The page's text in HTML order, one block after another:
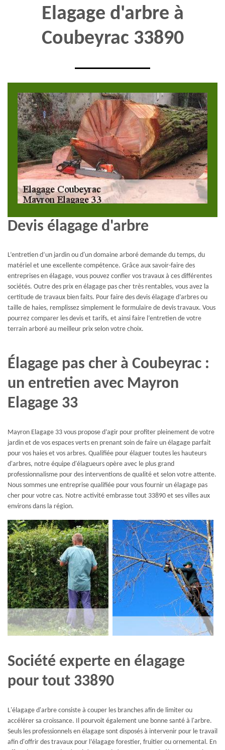
Elagage d'arbre à
Coubeyrac 33890
Devis élagage d'arbre
L’entretien d’un jardin ou d'un domaine arboré demande du temps, du
matériel et une excellente compétence. Grâce aux savoir-faire des
entreprises en élagage, vous pouvez confier vos travaux à ces différentes
sociétés. Outre des prix en élagage pas cher très rentables, vous avez la
certitude de travaux bien faits. Pour faire des devis élagage d’arbres ou
taille de haies, remplissez simplement le formulaire de devis travaux. Vous
pourrez comparer les devis et tarifs, et ainsi faire l’entretien de votre
terrain arboré au meilleur prix selon votre choix.
Élagage pas cher à Coubeyrac :
un entretien avec Mayron
Elagage 33
Mayron Elagage 33 vous propose d’agir pour profiter pleinement de votre
jardin et de vos espaces verts en prenant soin de faire un élagage parfait
pour vos haies et vos arbres. Qualifiée pour élaguer toutes les hauteurs
d'arbres, notre équipe d'élagueurs opère avec le plus grand
professionnalisme pour des interventions de qualité et selon votre attente.
Nous sommes une entreprise qualifiée pour vous fournir un élagage pas
cher pour votre cas. Notre activité embrasse tout 33890 et ses villes aux
environs dans la région.
Société experte en élagage
pour tout 33890
L'élagage d'arbre consiste à couper les branches afin de limiter ou
accélérer sa croissance. Il pourvoit également une bonne santé à l'arbre.
Seuls les professionnels en élagage sont disposés à intervenir pour le travail
afin d'offrir des travaux pour l’élagage forestier, fruitier ou ornemental. En